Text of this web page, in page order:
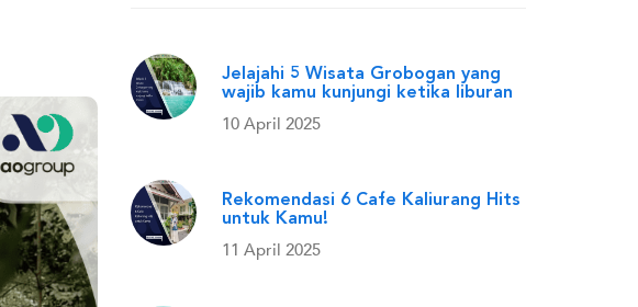
Jelajahi 5 Wisata Grobogan yang
wajib kamu kunjungi ketika liburan
10 April 2025
Rekomendasi 6 Cafe Kaliurang Hits
untuk Kamu!
11 April 2025